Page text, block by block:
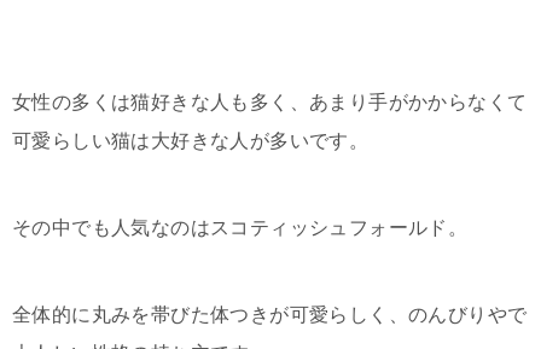
女性の多くは猫好きな人も多く、あまり手がかからなくて
可愛らしい猫は大好きな人が多いです。
その中でも人気なのはスコティッシュフォールド。
全体的に丸みを帯びた体つきが可愛らしく、のんびりやで